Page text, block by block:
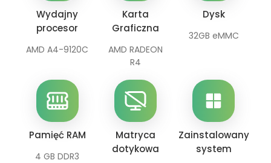
Wydajny
procesor
AMD A4-9120C
Karta
Graficzna
AMD RADEON
R4
Dysk
32GB eMMC
Pamięć RAM
4 GB DDR3
Matryca
dotykowa
Zainstalowany
system